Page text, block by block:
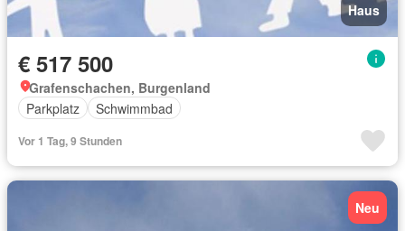
Haus
€ 517 500
Grafenschachen, Burgenland
Parkplatz
Schwimmbad
Vor 1 Tag, 9 Stunden
Neu